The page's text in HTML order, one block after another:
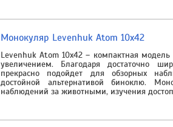
Монокуляр Levenhuk Atom 10x42
Levenhuk Atom 10x42 – компактная
увеличением. Благодаря достаточно
прекрасно подойдет для обзорных
достойной альтернативой биноклю.
наблюдений за животными, изучения